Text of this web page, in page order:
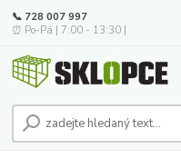
📞 728 007 997
⏰ Po-Pá | 7:00 - 13:30 |